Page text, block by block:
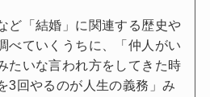
ど「結婚」に関連する歴史や
べていくうちに、「仲人がい
たいな言われ方をしてきた時
3回やるのが人生の義務」み